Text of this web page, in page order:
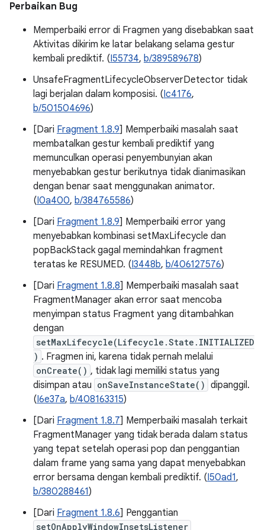
Perbaikan Bug
Memperbaiki error di Fragmen yang disebabkan saat
Aktivitas dikirim ke latar belakang selama gestur
kembali prediktif. (I55734, b/389589678)
UnsafeFragmentLifecycleObserverDetector tidak
lagi berjalan dalam komposisi. (Ic4176,
b/501504696)
[Dari Fragment 1.8.9] Memperbaiki masalah saat
membatalkan gestur kembali prediktif yang
memunculkan operasi penyembunyian akan
menyebabkan gestur berikutnya tidak dianimasikan
dengan benar saat menggunakan animator.
(I0a400, b/384765586)
[Dari Fragment 1.8.9] Memperbaiki error yang
menyebabkan kombinasi setMaxLifecycle dan
popBackStack gagal memindahkan fragment
teratas ke RESUMED. (I3448b, b/406127576)
[Dari Fragment 1.8.8] Memperbaiki masalah saat
FragmentManager akan error saat mencoba
menyimpan status Fragment yang ditambahkan
dengan
setMaxLifecycle(Lifecycle.State.INITIALIZED
) . Fragmen ini, karena tidak pernah melalui
onCreate() , tidak lagi memiliki status yang
disimpan atau onSaveInstanceState() dipanggil.
(I6e37a, b/408163315)
[Dari Fragment 1.8.7] Memperbaiki masalah terkait
FragmentManager yang tidak berada dalam status
yang tepat setelah operasi pop dan penggantian
dalam frame yang sama yang dapat menyebabkan
error bersama dengan kembali prediktif. (I50ad1,
b/380288461)
[Dari Fragment 1.8.6] Penggantian
setOnApplyWindowInsetsListener